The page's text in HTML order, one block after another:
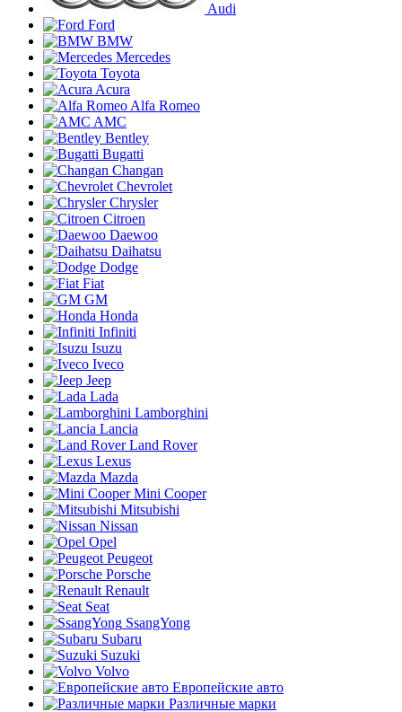
Audi
Ford
BMW
Mercedes
Toyota
Acura
Alfa Romeo
AMC
Bentley
Bugatti
Changan
Chevrolet
Chrysler
Citroen
Daewoo
Daihatsu
Dodge
Fiat
GM
Honda
Infiniti
Isuzu
Iveco
Jeep
Lada
Lamborghini
Lancia
Land Rover
Lexus
Mazda
Mini Cooper
Mitsubishi
Nissan
Opel
Peugeot
Porsche
Renault
Seat
SsangYong
Subaru
Suzuki
Volvo
Европейские авто
Различные марки